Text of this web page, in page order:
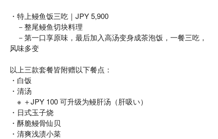
・特上鳗鱼饭三吃｜JPY 5,900
－整尾鳗鱼切块料理
－第一口享原味，最后加入高汤变身成茶泡饭，一餐三吃，
风味多变
以上三款套餐皆附赠以下餐点：
・白饭
・清汤
※ ＋JPY 100 可升级为鳗肝汤（肝吸い）
・日式玉子烧
・酥脆鳗骨仙贝
・清爽浅渍小菜